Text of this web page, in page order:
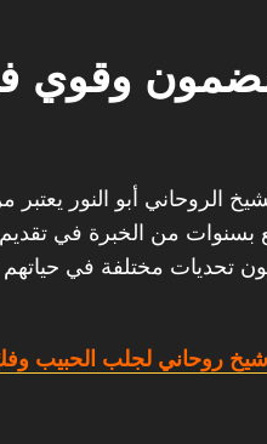
وقوي
أبو النور يعتبر
بسنوات من الخبرة في
تحديات مختلفة في حياتهم
روحاني لجلب الحبيب